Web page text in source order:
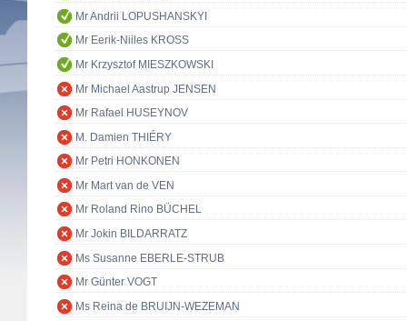
Mr Andrii LOPUSHANSKYI
Mr Eerik-Niiles KROSS
Mr Krzysztof MIESZKOWSKI
Mr Michael Aastrup JENSEN
Mr Rafael HUSEYNOV
M. Damien THIÉRY
Mr Petri HONKONEN
Mr Mart van de VEN
Mr Roland Rino BÜCHEL
Mr Jokin BILDARRATZ
Ms Susanne EBERLE-STRUB
Mr Günter VOGT
Ms Reina de BRUIJN-WEZEMAN